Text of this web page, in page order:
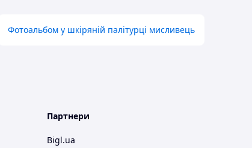
Фотоальбом у шкіряній палітурці мисливець
Партнери
Bigl.ua